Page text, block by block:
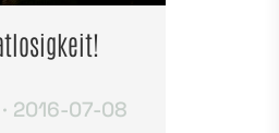
2016-07-08